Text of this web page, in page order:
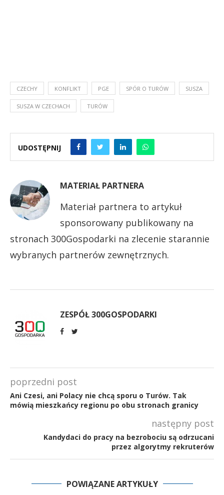
CZECHY KONFLIKT PGE SPÓR O TURÓW SUSZA
SUSZA W CZECHACH TURÓW
UDOSTĘPNIJ
MATERIAŁ PARTNERA
Materiał partnera to artykuł
sponsorowany publikowany na
stronach 300Gospodarki na zlecenie starannie
wybranych partnerów zewnętrznych.
ZESPÓŁ 300GOSPODARKI
poprzedni post
Ani Czesi, ani Polacy nie chcą sporu o Turów. Tak
mówią mieszkańcy regionu po obu stronach granicy
następny post
Kandydaci do pracy na bezrobociu są odrzucani
przez algorytmy rekruterów
POWIĄZANE ARTYKUŁY